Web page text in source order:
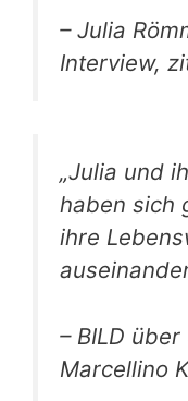
– Julia
Interview,
„Julia und
haben sich
ihre
– BILD
Marcellino